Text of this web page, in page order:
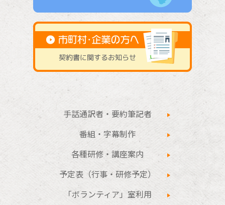
手話通訳者・要約筆記者
番組・字幕制作
各種研修・講座案内
予定表（行事・研修予定）
「ボランティア」室利用